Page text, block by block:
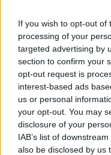
If you wish to opt-out of
processing of your
targeted advertising by
section to confirm your
opt-out request is
interest-based ads
us or personal
your opt-out. You may
disclosure of your
IAB’s list of
also be disclosed by us
Cómo
elegir
hogar
16 julio, 2026
cardio
16 julio,